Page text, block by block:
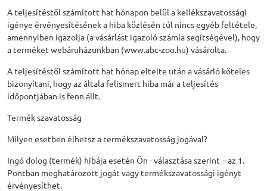
A teljesítéstől számított hat hónapon belül a kellékszavatossági
igénye érvényesítésének a hiba közlésén túl nincs egyéb feltétele,
amennyiben igazolja (a vásárlást igazoló számla segítségével), hogy
a terméket webáruházunkban (www.abc-zoo.hu) vásárolta.
A teljesítéstől számított hat hónap eltelte után a vásárló köteles
bizonyítani, hogy az általa felismert hiba már a teljesítés
időpontjában is fenn állt.
Termék szavatosság
Milyen esetben élhetsz a termékszavatosság jogával?
Ingó dolog (termék) hibája esetén Ön - választása szerint – az 1.
Pontban meghatározott jogát vagy termékszavatossági igényt
érvényesíthet.